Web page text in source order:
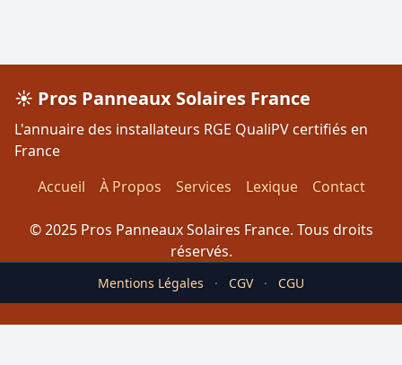
☀️ Pros Panneaux Solaires France
L'annuaire des installateurs RGE QualiPV certifiés en
France
Accueil
À Propos Services Lexique Contact
© 2025 Pros Panneaux Solaires France. Tous droits
réservés.
Mentions Légales · CGV · CGU